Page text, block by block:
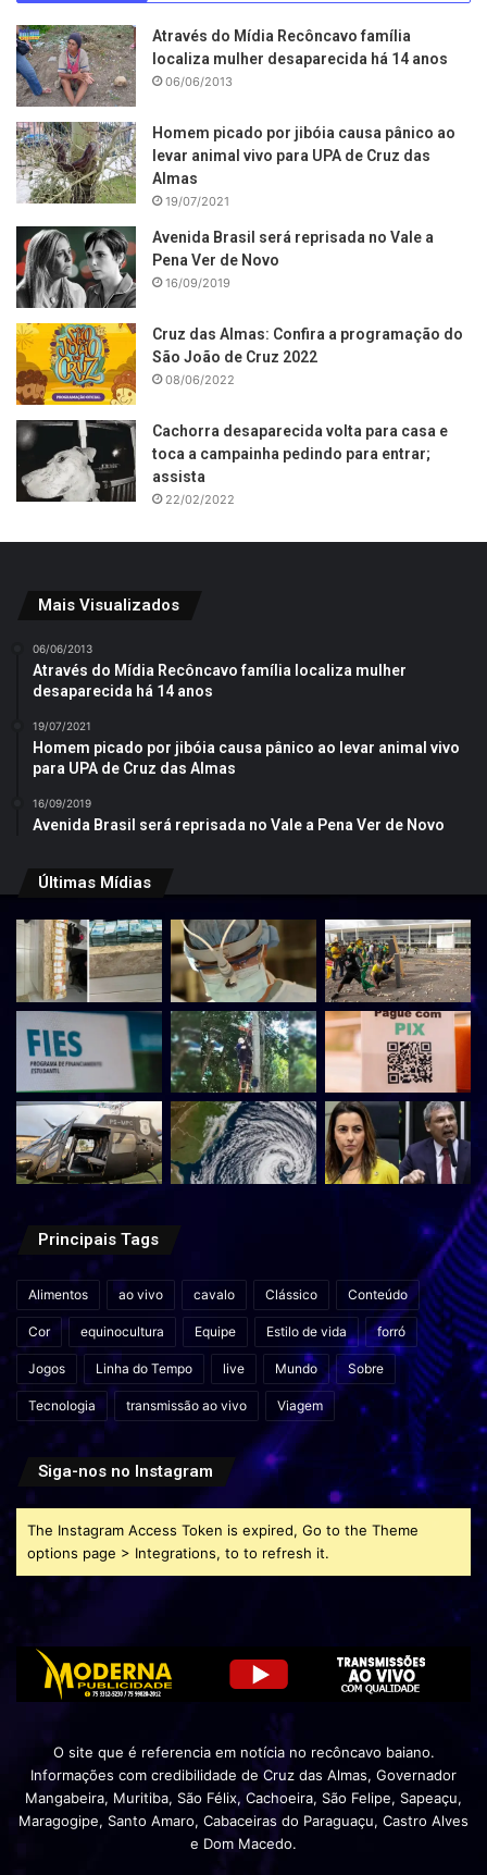
Através do Mídia Recôncavo família
localiza mulher desaparecida há 14 anos
06/06/2013
Homem picado por jibóia causa pânico ao
levar animal vivo para UPA de Cruz das
Almas
19/07/2021
Avenida Brasil será reprisada no Vale a
Pena Ver de Novo
16/09/2019
Cruz das Almas: Confira a programação do
São João de Cruz 2022
08/06/2022
Cachorra desaparecida volta para casa e
toca a campainha pedindo para entrar;
assista
22/02/2022
Mais Visualizados
06/06/2013
Através do Mídia Recôncavo família localiza mulher
desaparecida há 14 anos
19/07/2021
Homem picado por jibóia causa pânico ao levar animal vivo
para UPA de Cruz das Almas
16/09/2019
Avenida Brasil será reprisada no Vale a Pena Ver de Novo
Últimas Mídias
Principais Tags
Alimentos ao vivo cavalo Clássico Conteúdo
Cor equinocultura Equipe Estilo de vida forró
Jogos Linha do Tempo live Mundo Sobre
Tecnologia transmissão ao vivo Viagem
Siga-nos no Instagram
The Instagram Access Token is expired, Go to the Theme
options page > Integrations, to to refresh it.
O site que é referencia em notícia no recôncavo baiano.
Informações com credibilidade de Cruz das Almas, Governador
Mangabeira, Muritiba, São Félix, Cachoeira, São Felipe, Sapeaçu,
Maragogipe, Santo Amaro, Cabaceiras do Paraguaçu, Castro Alves
e Dom Macedo.